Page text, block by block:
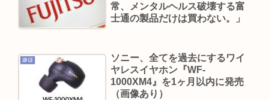
お相手は一般女性「二人の間に新しい命を授か
り」
Powered by livedoor 相互RSS
常、メンタルヘルス破壊する富
士通の製品だけは買わない。」
嫌儲
ソニー、全てを過去にするワイ
ヤレスイヤホン『WF-
1000XM4』を1ヶ月以内に発売
（画像あり）